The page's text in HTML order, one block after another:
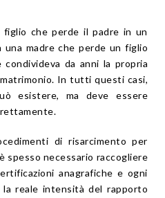
figlio che perde il padre in un
madre che perde un figlio
da anni la propria
In tutti questi casi,
esistere, ma deve essere
di risarcimento per
spesso necessario raccogliere
anagrafiche e ogni
reale intensità del rapporto